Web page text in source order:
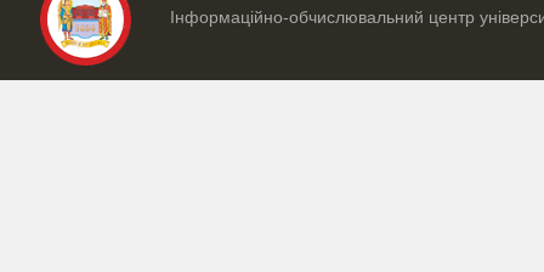
Інформаційно-обчислювальний центр